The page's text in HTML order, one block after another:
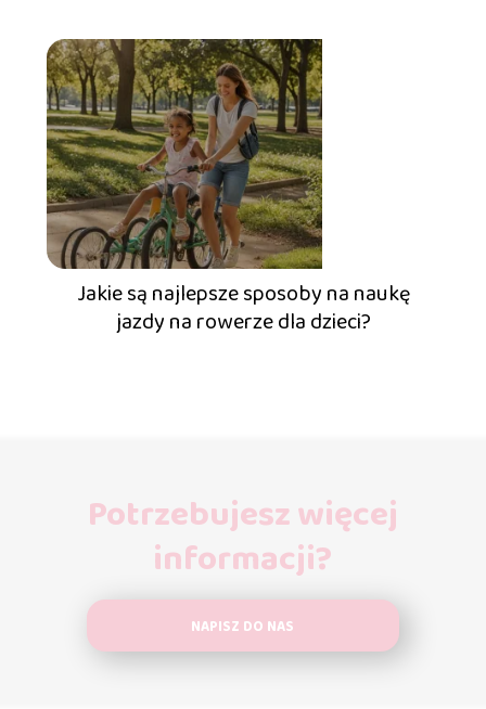
Jakie są najlepsze sposoby na naukę
jazdy na rowerze dla dzieci?
Potrzebujesz więcej
informacji?
NAPISZ DO NAS